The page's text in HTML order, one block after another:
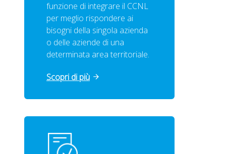
funzione di integrare il CCNL
per meglio rispondere ai
bisogni della singola azienda
o delle aziende di una
determinata area territoriale.
Scopri di più